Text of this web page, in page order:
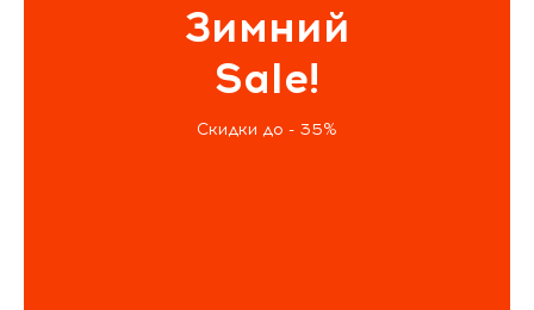
Зимний
Sale!
Скидки до - 35%